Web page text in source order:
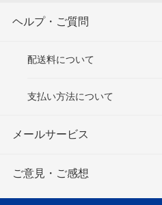
ヘルプ・ご質問
配送料について
支払い方法について
メールサービス
ご意見・ご感想